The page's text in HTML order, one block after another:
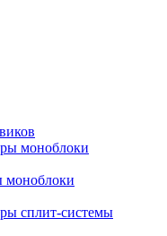
моноблоки